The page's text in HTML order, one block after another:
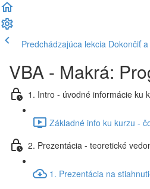
Predchádzajúca lekcia Dokončiť
VBA - Makrá:
1. Intro - úvodné informácie ku
Základné info ku kurzu -
2. Prezentácia - teoretické
1. Prezentácia na